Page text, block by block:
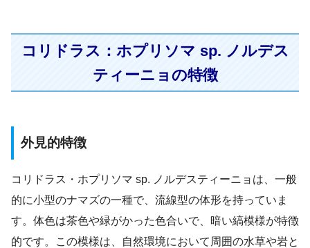
コリドラス：ホプリソマ sp. ノルデス
ティーニョの特徴
外見的特徴
コリドラス・ホプリソマ sp. ノルデスティーニョは、一般
的に小型のナマズの一種で、流線型の体形を持っていま
す。体色は茶色や緑がかった色合いで、暗い縞模様が特徴
的です。この模様は、自然環境において周囲の水草や岩と